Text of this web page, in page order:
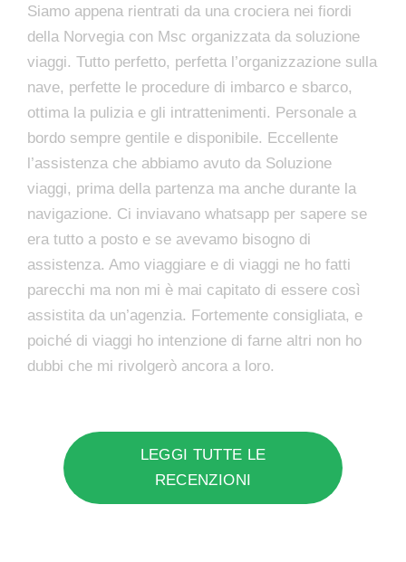
Siamo appena rientrati da una crociera nei fiordi
della Norvegia con Msc organizzata da soluzione
viaggi. Tutto perfetto, perfetta l’organizzazione sulla
nave, perfette le procedure di imbarco e sbarco,
ottima la pulizia e gli intrattenimenti. Personale a
bordo sempre gentile e disponibile. Eccellente
l’assistenza che abbiamo avuto da Soluzione
viaggi, prima della partenza ma anche durante la
navigazione. Ci inviavano whatsapp per sapere se
era tutto a posto e se avevamo bisogno di
assistenza. Amo viaggiare e di viaggi ne ho fatti
parecchi ma non mi è mai capitato di essere così
assistita da un’agenzia. Fortemente consigliata, e
poiché di viaggi ho intenzione di farne altri non ho
dubbi che mi rivolgerò ancora a loro.
LEGGI TUTTE LE
RECENZIONI